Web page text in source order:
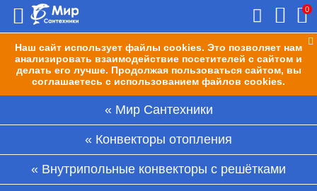
Наш сайт использует файлы cookies. Это позволяет нам
анализировать взаимодействие посетителей с сайтом и
делать его лучше. Продолжая пользоваться сайтом, вы
соглашаетесь с использованием файлов cookies.
0
Мир Сантехники
Конвекторы отопления
Внутрипольные конвекторы с решётками